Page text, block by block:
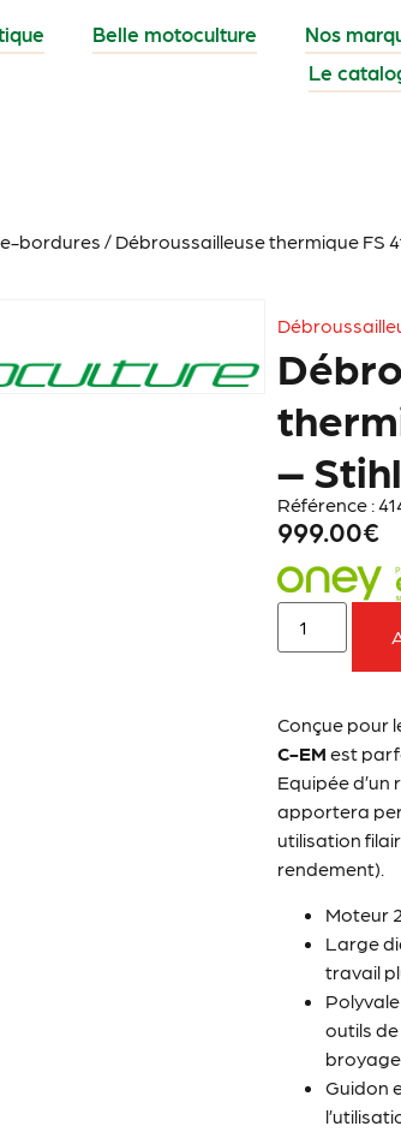
Belle motoculture Nos
Le
bordures / Débroussailleuse thermique FS
–
Référence :
999.00€
Conçue pour
C-EM est
Equipée
apportera
utilisation
rendement).
Moteur
Large
travail
outils
broyage
Guidon